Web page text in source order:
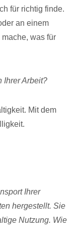
für richtig finde.
an einem
was für
Ihrer Arbeit?
Mit dem
Ihrer
hergestellt. Sie
Nutzung. Wie